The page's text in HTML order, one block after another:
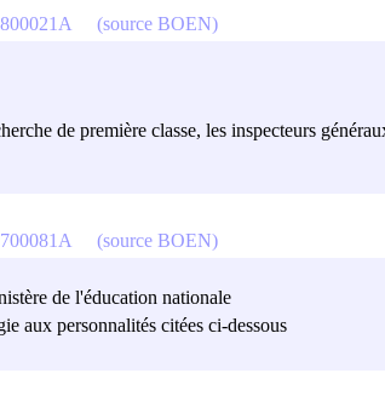
de première classe, les inspecteurs
(source BOEN)
de l'éducation nationale
aux personnalités citées ci-dessous
(source BOEN)